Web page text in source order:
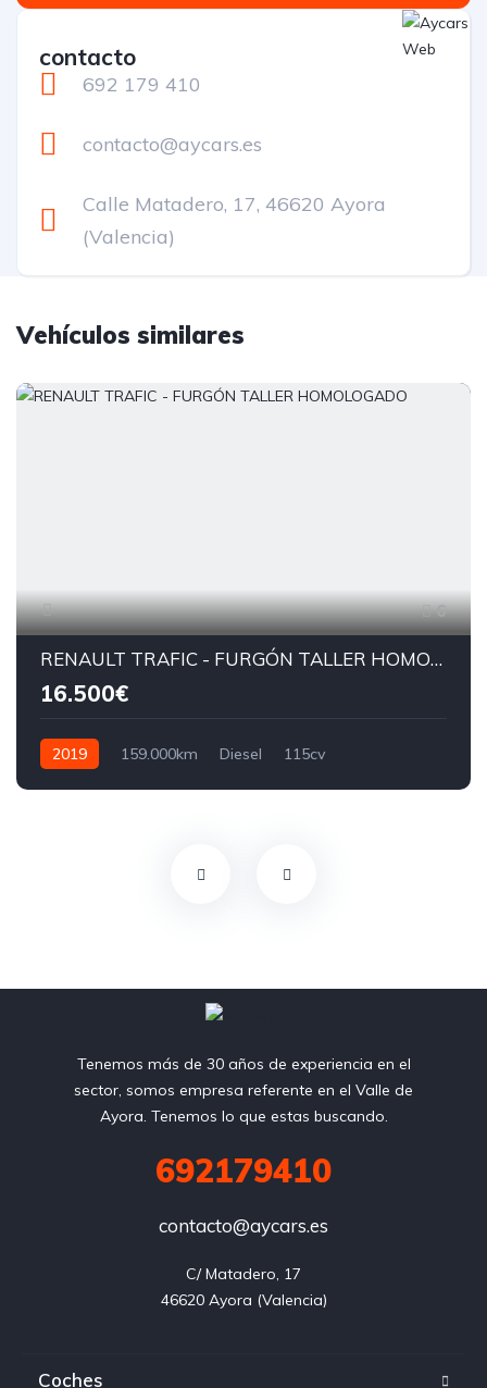
contacto
692 179 410
contacto@aycars.es
Calle Matadero, 17, 46620 Ayora
(Valencia)
Vehículos similares
6
RENAULT TRAFIC - FURGÓN TALLER HOMOLOGADO
16.500€
2019 159.000km Diesel 115cv
Tenemos más de 30 años de experiencia en el
sector, somos empresa referente en el Valle de
Ayora. Tenemos lo que estas buscando.
692179410
contacto@aycars.es
C/ Matadero, 17
46620 Ayora (Valencia)
Coches